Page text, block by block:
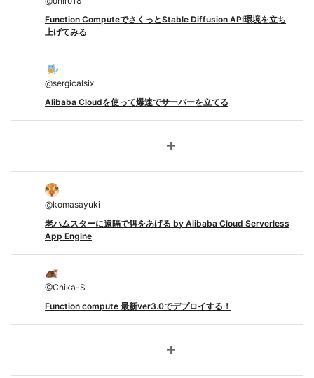
Function ComputeでさくっとStable Diffusion API環境を立ち
上げてみる
@sergicalsix
Alibaba Cloudを使って爆速でサーバーを立てる
add
@komasayuki
老ハムスターに遠隔で餌をあげる by Alibaba Cloud Serverless
App Engine
@Chika-S
Function compute 最新ver3.0でデプロイする！
add